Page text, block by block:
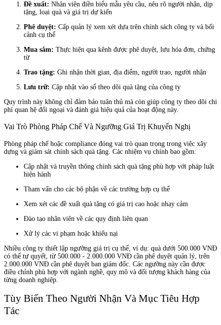
Đề xuất: Nhân viên điền biểu mẫu yêu cầu, nêu rõ người nhận, dịp
tặng, loại quà và giá trị dự kiến
Phê duyệt: Cấp quản lý xem xét dựa trên chính sách công ty và bối
cảnh cụ thể
Mua sắm: Thực hiện qua kênh được phê duyệt, lưu hóa đơn, chứng
từ
Trao tặng: Ghi nhận thời gian, địa điểm, người trao, người nhận
Lưu trữ: Cập nhật vào sổ theo dõi quà tặng của công ty
Quy trình này không chỉ đảm bảo tuân thủ mà còn giúp công ty theo dõi chi
phí quan hệ đối ngoại và đánh giá hiệu quả của hoạt động này.
Vai Trò Phòng Pháp Chế Và Ngưỡng Giá Trị Khuyến Nghị
Phòng pháp chế hoặc compliance đóng vai trò quan trọng trong việc xây
dựng và giám sát chính sách quà tặng. Các nhiệm vụ chính bao gồm:
Cập nhật và truyền thông chính sách quà tặng phù hợp với pháp luật
hiện hành
Tham vấn cho các bộ phận về các trường hợp cụ thể
Xem xét các đề xuất quà tặng có giá trị cao hoặc nhạy cảm
Đào tạo nhân viên về các quy định liên quan
Xử lý các vi phạm hoặc khiếu nại
Nhiều công ty thiết lập ngưỡng giá trị cụ thể, ví dụ: quà dưới 500.000 VNĐ
có thể tự quyết, từ 500.000 - 2.000.000 VNĐ cần phê duyệt quản lý, trên
2.000.000 VNĐ cần phê duyệt ban giám đốc. Các ngưỡng này cần được
điều chỉnh phù hợp với ngành nghề, quy mô và đối tượng khách hàng của
từng doanh nghiệp.
Tùy Biến Theo Người Nhận Và Mục Tiêu Hợp
Tác